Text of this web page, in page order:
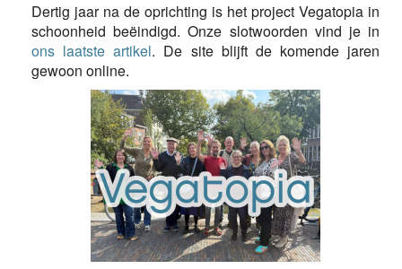
Dertig jaar na de oprichting is het project Vegatopia in
schoonheid beëindigd. Onze slotwoorden vind je in
ons laatste artikel. De site blijft de komende jaren
gewoon online.